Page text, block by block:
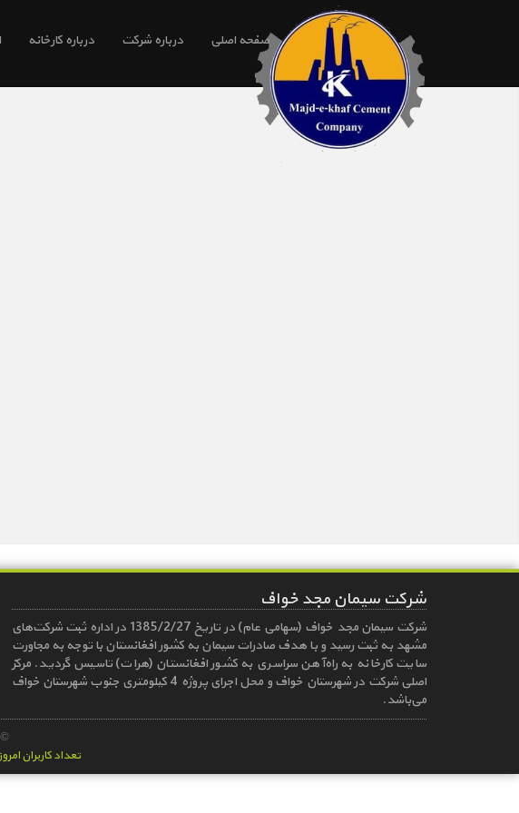
صفحه اصلی درباره شرکت درباره کارخانه
شرکت سیمان مجد خواف
شركت سیمان مجد خواف (سهامی عام) در تاریخ 1385/2/27 در اداره ثبت شركت‌های
مشهد به ثبت رسید و با هدف صادرات سیمان به كشور افغانستان با توجه به مجاورت
سایت كارخانه به راه‌آهن سراسری به كشور افغانستان (هرات) تاسیس گردید. مركز
اصلی شركت در شهرستان خواف و محل اجرای پروژه 4 كیلومتری جنوب شهرستان خواف
می‌باشد.
© 2016
تعداد کاربران امروز:204 - تعداد بازدید امروز: 156 - تعداد بازدید کل: